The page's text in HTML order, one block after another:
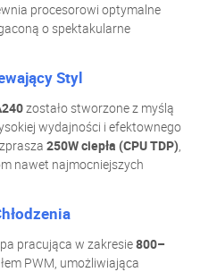
procesorowi optymalne
o spektakularne
Styl
zostało stworzone z myślą
wydajności i efektownego
250W ciepła (CPU TDP),
nawet najmocniejszych
pracująca w zakresie800–
PWM, umożliwiająca